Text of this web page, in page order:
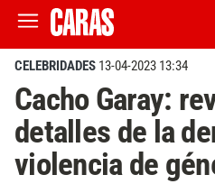
CELEBRIDADES 13-04-2023 13:34
Cacho Garay:
detalles de la
violencia de